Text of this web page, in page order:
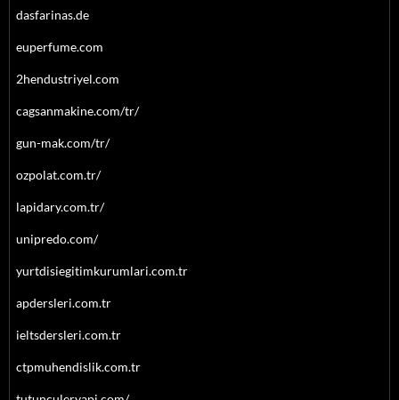
dasfarinas.de
euperfume.com
2hendustriyel.com
cagsanmakine.com/tr/
gun-mak.com/tr/
ozpolat.com.tr/
lapidary.com.tr/
unipredo.com/
yurtdisiegitimkurumlari.com.tr
apdersleri.com.tr
ieltsdersleri.com.tr
ctpmuhendislik.com.tr